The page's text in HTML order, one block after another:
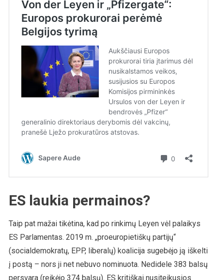
ES laukia permainos?
Taip pat mažai tikėtina, kad po rinkimų Leyen vėl palaikys
ES Parlamentas. 2019 m. „proeuropietiškų partijų“
(socialdemokratų, EPP, liberalų) koalicija sugebėjo ją iškelti
į postą – nors ji net nebuvo nominuota. Nedidele 383 balsų
persvara (reikėjo 374 balsų). ES kritiškai nusiteikusios